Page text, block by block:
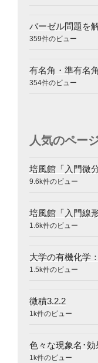
バーゼル問題を
359件のビュー
有名角・準有名
354件のビュー
人気のペー
培風館「入門微
9.6k件のビュー
培風館「入門線
1.6k件のビュー
大学の有機化学
1.5k件のビュー
微積3.2.2
1k件のビュー
色々な現象名･
1k件のビュー